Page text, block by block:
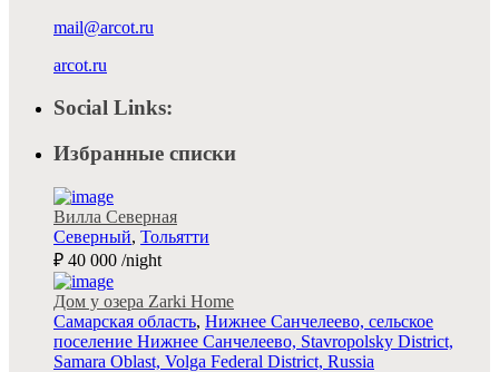
mail@arcot.ru
arcot.ru
Social Links:
Избранные списки
Вилла Северная
Северный, Тольятти
₽ 40 000 /night
Дом у озера Zarki Home
Самарская область, Нижнее Санчелеево, сельское
поселение Нижнее Санчелеево, Stavropolsky District,
Samara Oblast, Volga Federal District, Russia